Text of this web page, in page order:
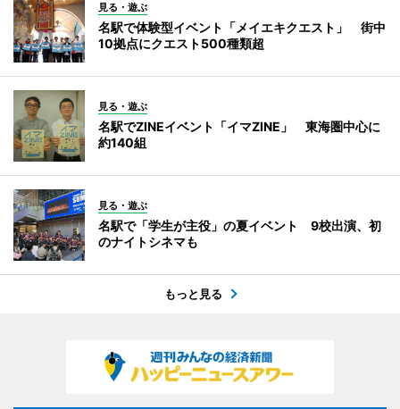
見る・遊ぶ
名駅で体験型イベント「メイエキクエスト」 街中
10拠点にクエスト500種類超
見る・遊ぶ
名駅でZINEイベント「イマZINE」 東海圏中心に
約140組
見る・遊ぶ
名駅で「学生が主役」の夏イベント 9校出演、初
のナイトシネマも
もっと見る